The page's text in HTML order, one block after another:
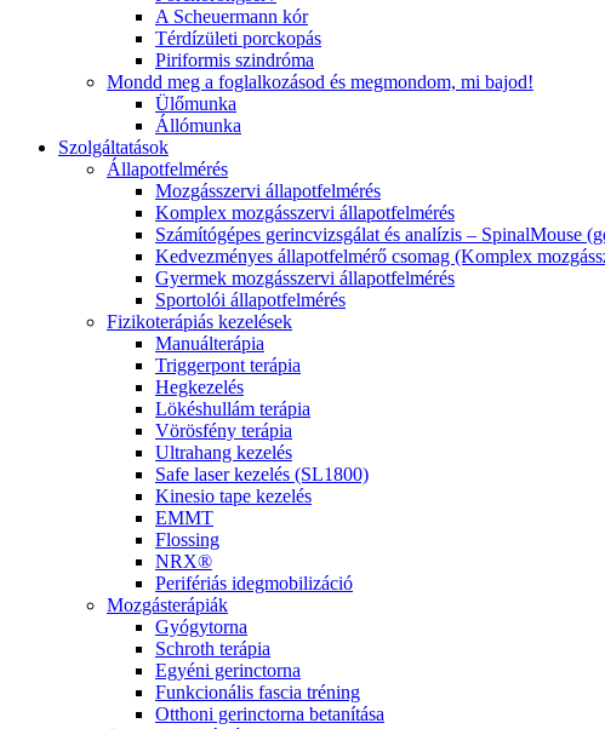
A Scheuermann kór
Térdízületi porckopás
Piriformis szindróma
Mondd meg a foglalkozásod és megmondom, mi bajod!
Ülőmunka
Állómunka
Szolgáltatások
Állapotfelmérés
Mozgásszervi állapotfelmérés
Komplex mozgásszervi állapotfelmérés
Számítógépes gerincvizsgálat és analízis – SpinalMouse
Kedvezményes állapotfelmérő csomag (Komplex
Gyermek mozgásszervi állapotfelmérés
Sportolói állapotfelmérés
Fizikoterápiás kezelések
Manuálterápia
Triggerpont terápia
Hegkezelés
Lökéshullám terápia
Vörösfény terápia
Ultrahang kezelés
Safe laser kezelés (SL1800)
Kinesio tape kezelés
EMMT
Flossing
NRX®
Perifériás idegmobilizáció
Mozgásterápiák
Gyógytorna
Schroth terápia
Egyéni gerinctorna
Funkcionális fascia tréning
Otthoni gerinctorna betanítása